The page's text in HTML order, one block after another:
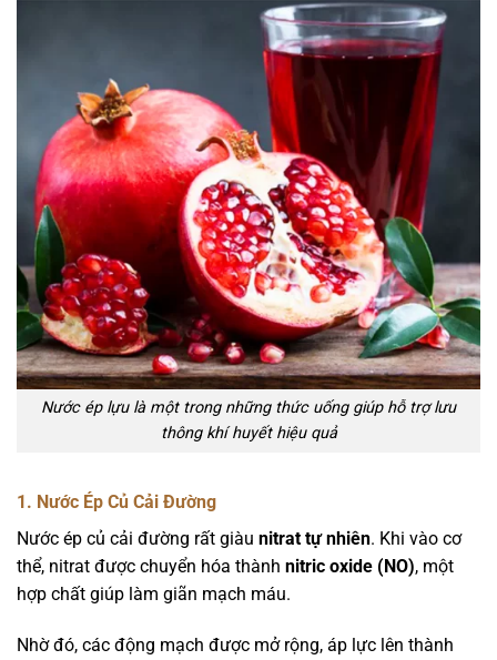
Nước ép lựu là một trong những thức uống giúp hỗ trợ lưu
thông khí huyết hiệu quả
1. Nước Ép Củ Cải Đường
Nước ép củ cải đường rất giàu nitrat tự nhiên. Khi vào cơ
thể, nitrat được chuyển hóa thành nitric oxide (NO), một
hợp chất giúp làm giãn mạch máu.
Nhờ đó, các động mạch được mở rộng, áp lực lên thành